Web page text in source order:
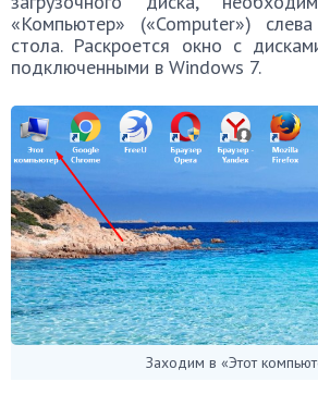
«Компьютер» («Computer»)
стола. Раскроется окно с
подключенными в Windows 7.
Заходим в «Этот